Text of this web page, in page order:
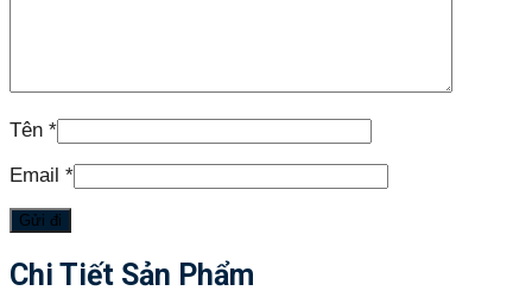
Tên *
Email *
Chi Tiết Sản Phẩm